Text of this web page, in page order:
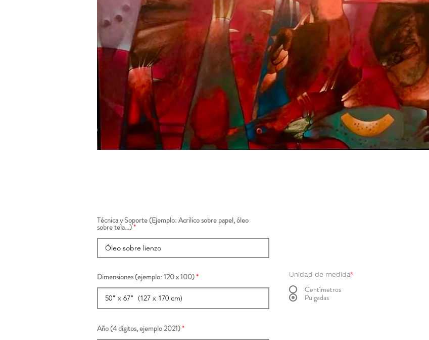
Técnica y Soporte (Ejemplo: Acrilico sobre papel, óleo
sobre tela...)
Dimensiones (ejemplo: 120 x 100) Unidad de medida*
Centímetros
Pulgadas
Año (4 dígitos, ejemplo 2021)